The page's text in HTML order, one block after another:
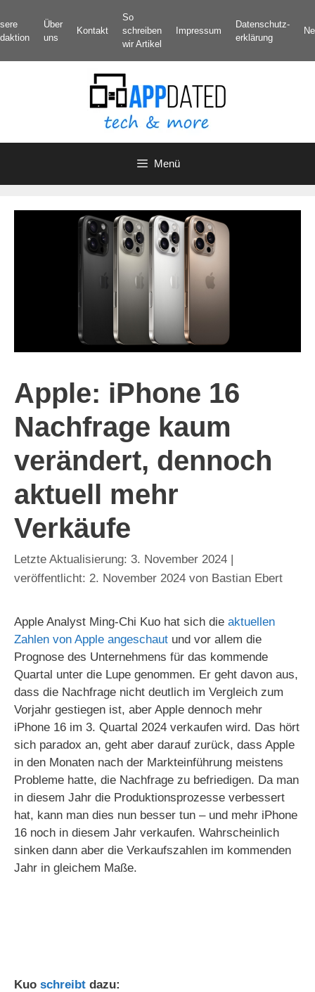
Inhalt
springen
Über
uns
Kontakt
So
schreiben
wir Artikel
Impressum
Datenschutz­
erklärung
Menü
Apple: iPhone 16
Nachfrage kaum
verändert, dennoch
aktuell mehr
Verkäufe
3. November 2024
2. November 2024 von Bastian Ebert
Apple Analyst Ming-Chi Kuo hat sich die aktuellen
Zahlen von Apple angeschaut und vor allem die
Prognose des Unternehmens für das kommende
Quartal unter die Lupe genommen. Er geht davon aus,
dass die Nachfrage nicht deutlich im Vergleich zum
Vorjahr gestiegen ist, aber Apple dennoch mehr
iPhone 16 im 3. Quartal 2024 verkaufen wird. Das hört
sich paradox an, geht aber darauf zurück, dass Apple
in den Monaten nach der Markteinführung meistens
Probleme hatte, die Nachfrage zu befriedigen. Da man
in diesem Jahr die Produktionsprozesse verbessert
hat, kann man dies nun besser tun – und mehr iPhone
16 noch in diesem Jahr verkaufen. Wahrscheinlich
sinken dann aber die Verkaufszahlen im kommenden
Jahr in gleichem Maße.
Kuo schreibt dazu: